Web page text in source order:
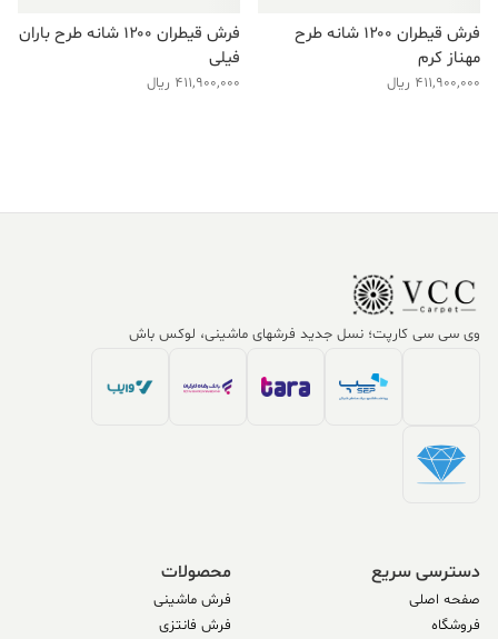
فرش قیطران ۱۲۰۰ شانه طرح
مهناز کرم
411,900,000 ریال
فرش قیطران ۱۲۰۰ شانه طرح باران
فیلی
411,900,000 ریال
وی سی سی کارپت؛ نسل جدید فرشهای ماشینی، لوکس باش
دسترسی سریع
صفحه اصلی
فروشگاه
محصولات
فرش ماشینی
فرش فانتزی